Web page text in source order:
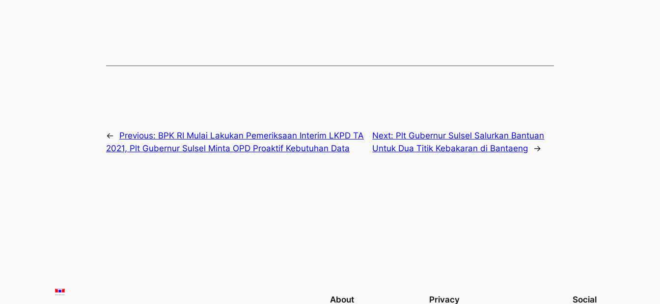
← Previous: BPK RI Mulai Lakukan Pemeriksaan Interim LKPD TA
2021, Plt Gubernur Sulsel Minta OPD Proaktif Kebutuhan Data
Next: Plt Gubernur Sulsel Salurkan Bantuan
Untuk Dua Titik Kebakaran di Bantaeng
→
About Privacy Social